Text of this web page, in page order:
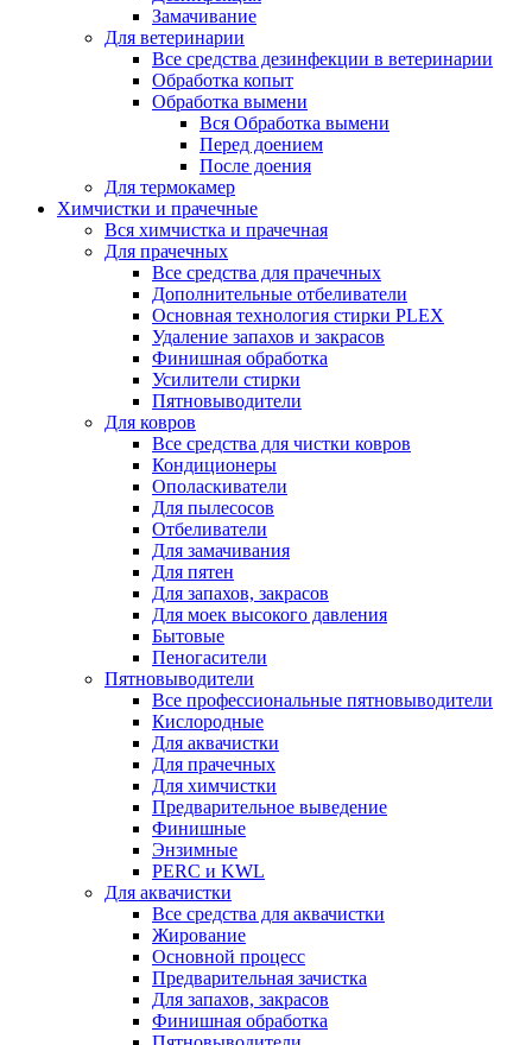
Замачивание
Для ветеринарии
Все средства дезинфекции в ветеринарии
Обработка копыт
Обработка вымени
Вся Обработка вымени
Перед доением
После доения
Для термокамер
Химчистки и прачечные
Вся химчистка и прачечная
Для прачечных
Все средства для прачечных
Дополнительные отбеливатели
Основная технология стирки PLEX
Удаление запахов и закрасов
Финишная обработка
Усилители стирки
Пятновыводители
Для ковров
Все средства для чистки ковров
Кондиционеры
Ополаскиватели
Для пылесосов
Отбеливатели
Для замачивания
Для пятен
Для запахов, закрасов
Для моек высокого давления
Бытовые
Пеногасители
Пятновыводители
Все профессиональные пятновыводители
Кислородные
Для аквачистки
Для прачечных
Для химчистки
Предварительное выведение
Финишные
Энзимные
PERC и KWL
Для аквачистки
Все средства для аквачистки
Жирование
Основной процесс
Предварительная зачистка
Для запахов, закрасов
Финишная обработка